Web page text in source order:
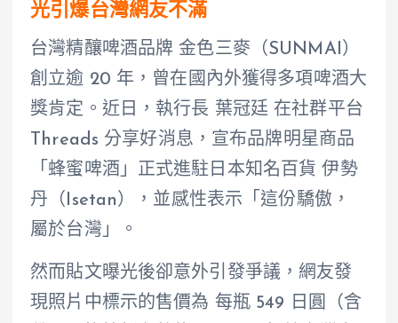
光引爆台灣網友不滿
台灣精釀啤酒品牌 金色三麥（SUNMAI）
創立逾 20 年，曾在國內外獲得多項啤酒大
獎肯定。近日，執行長 葉冠廷 在社群平台
Threads 分享好消息，宣布品牌明星商品
「蜂蜜啤酒」正式進駐日本知名百貨 伊勢
丹（Isetan），並感性表示「這份驕傲，
屬於台灣」。
然而貼文曝光後卻意外引發爭議，網友發
現照片中標示的售價為 每瓶 549 日圓（含